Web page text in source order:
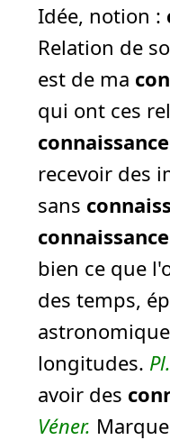
Idée, notion :
Relation de
est de ma
qui ont ces
connaissance
recevoir des
sans
connaissance
bien ce que
des temps,
longitudes. Pl.
avoir des
Véner.